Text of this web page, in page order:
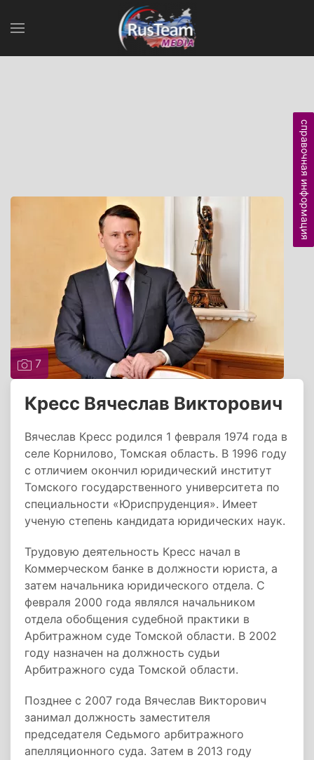
7
Кресс Вячеслав Викторович
Вячеслав Кресс родился 1 февраля 1974 года в
селе Корнилово, Томская область. В 1996 году
с отличием окончил юридический институт
Томского государственного университета по
специальности «Юриспруденция». Имеет
ученую степень кандидата юридических наук.
Трудовую деятельность Кресс начал в
Коммерческом банке в должности юриста, а
затем начальника юридического отдела. С
февраля 2000 года являлся начальником
отдела обобщения судебной практики в
Арбитражном суде Томской области. В 2002
году назначен на должность судьи
Арбитражного суда Томской области.
Позднее с 2007 года Вячеслав Викторович
занимал должность заместителя
председателя Седьмого арбитражного
апелляционного суда. Затем в 2013 году
справочная информация